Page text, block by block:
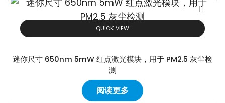
QUICK VIEW
迷你尺寸 650nm 5mW 红点激光模块，用于 PM2.5 灰尘检
测
阅读更多